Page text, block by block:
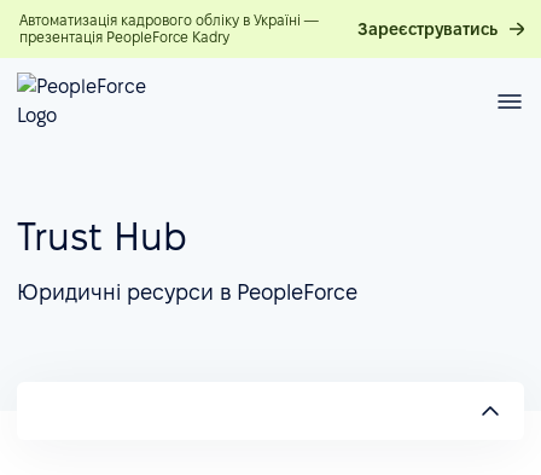
Автоматизація кадрового обліку в Україні —
презентація PeopleForce Kadry
Зареєструватись
Trust Hub
Юридичні ресурси в PeopleForce